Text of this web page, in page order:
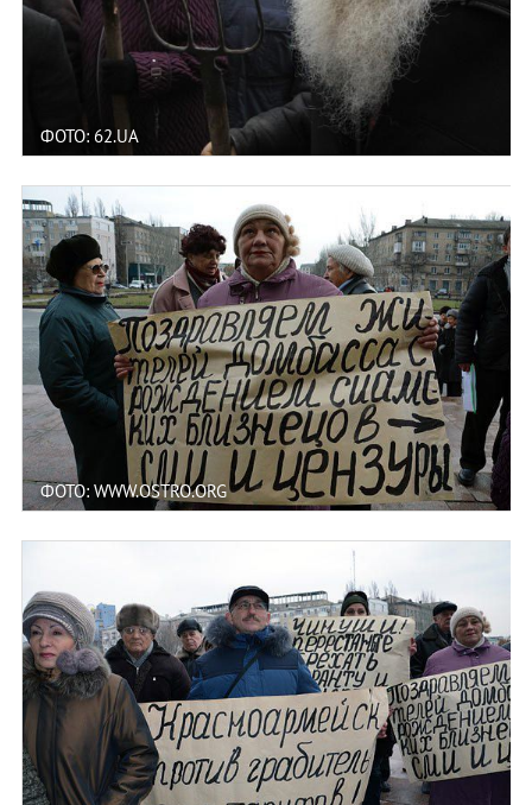
ФОТО: 62.UA
ФОТО: WWW.OSTRO.ORG